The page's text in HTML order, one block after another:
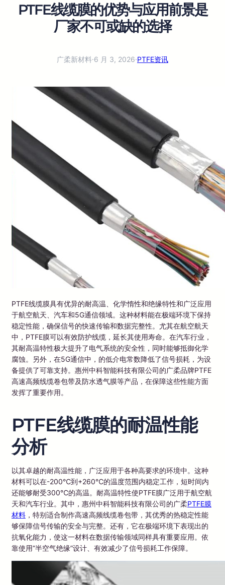
PTFE线缆膜的优势与应用前景是
厂家不可或缺的选择
广柔新材料·6 月 3, 2026·PTFE资讯
PTFE线缆膜具有优异的耐高温、化学惰性和绝缘特性和广泛应用
于航空航天、汽车和5G通信领域。这种材料能在极端环境下保持
稳定性能，确保信号的快速传输和数据完整性。尤其在航空航天
中，PTFE膜可以有效防护线缆，延长其使用寿命。在汽车行业，
其耐高温特性极大提升了电气系统的安全性，同时能够抵御化学
腐蚀。另外，在5G通信中，的低介电常数降低了信号损耗，为设
备提供了可靠支持。惠州中科智能科技有限公司的广柔品牌PTFE
高速高频线缆卷包带及防水透气膜等产品，在保障这些性能方面
发挥了重要作用。
PTFE线缆膜的耐温性能
分析
以其卓越的耐高温性能，广泛应用于各种高要求的环境中。这种
材料可以在-200℃到+260℃的温度范围内稳定工作，短时间内
还能够耐受300℃的高温。耐高温特性使PTFE膜广泛用于航空航
天和汽车行业。其中，惠州中科智能科技有限公司的广柔PTFE膜
材料 ，特别适合制作高速高频线缆卷包带，其优秀的热稳定性能
够保障信号传输的安全与完整。还有，它在极端环境下表现出的
抗氧化能力，使这一材料在数据传输领域同样具有重要应用。依
靠使用“半空气绝缘”设计、有效减少了信号损耗工作保障。